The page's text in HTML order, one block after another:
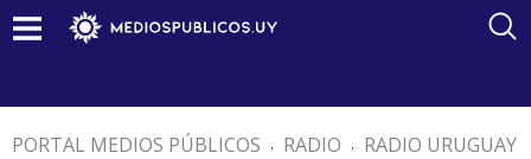
PORTAL MEDIOS PÚBLICOS . RADIO . RADIO URUGUAY